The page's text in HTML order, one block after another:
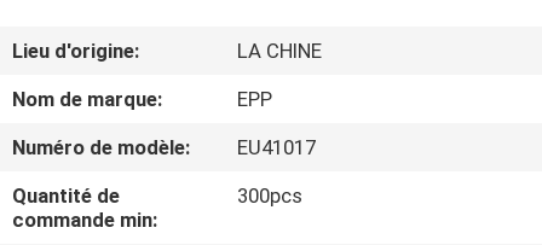
DE
NOUS
VISITE
DE
Lieu d'origine:
LA CHINE
Nom de marque:
EPP
Numéro de modèle:
EU41017
Quantité de
commande min:
300pcs